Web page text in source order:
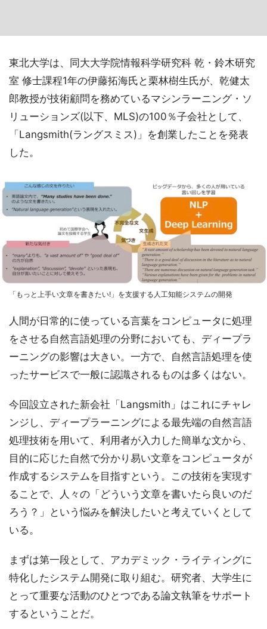
東北大学は、同大大学院情報科学研究科 乾・鈴木研究
室 修士課程1年の伊藤拓海氏と栗林樹生氏が、乾健太
郎教授が技術顧問を務めているマシンラーニング・ソ
リューションズ(以下、MLS)の100％子会社として、
「Langsmith(ラングスミス)」を創業したことを発表
した。
「もっと上手い文章を書きたい!」を支援する人工知能システムの開発
人間が日常的に使っている言葉をコンピュータに処理
をさせる自然言語処理の分野においても、ディープラ
ーニングの影響は大きい。一方で、自然言語処理を使
ったサービスで一般に認識されるものは多くはない。
今回設立された新会社「Langsmith」はこれにチャレ
ンジし、ディープラーニングによる最先端の自然言語
処理技術を用いて、利用者が入力した簡単な文から、
目的に応じた自然で分かり易い文章をコンピュータが
作成するシステムを目指すという。この技術を実現す
ることで、人々の「どういう文章を書いたら良いのだ
ろう？」という悩みを解決したいと考えていくとして
いる。
まずは第一段として、アカデミック・ライティングに
特化したシステム開発に取り組む。研究者、大学生に
とって重要な活動のひとつである論文執筆をサポート
するということだ。